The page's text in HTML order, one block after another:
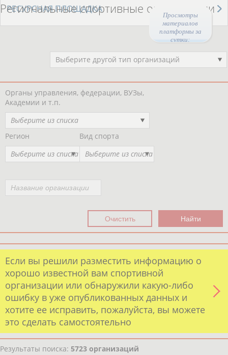
Просмотры
материалов
платформы за
сутки:
РЕСУРСНАЯ ПЛОЩАДКА
Региональные спортивные организации
Выберите другой тип организаций
Органы управления, федерации, ВУЗы,
Академии и т.п.
Выберите из списка
Регион
Выберите из списка
Вид спорта
Выберите из списка
Если вы решили разместить информацию о
хорошо известной вам спортивной
организации или обнаружили какую-либо
ошибку в уже опубликованных данных и
хотите ее исправить, пожалуйста, вы можете
это сделать самостоятельно
Результаты поиска: 5723 организаций